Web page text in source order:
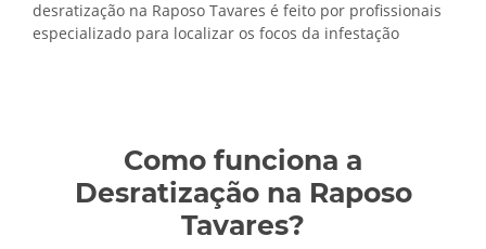
desratização na Raposo Tavares é feito por profissionais
especializado para localizar os focos da infestação
Como funciona a
Desratização na Raposo
Tavares?